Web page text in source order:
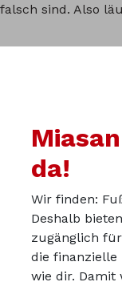
falsch sind. Also
Du
Kurve
da!
Wir finden:
Deshalb
zugänglich
die finanzielle
wie dir. Damit